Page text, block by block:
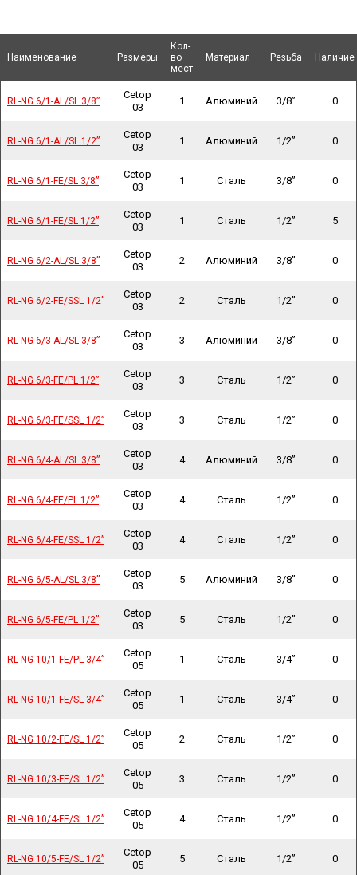
Наименование Размеры
Кол-
во
мест
Материал Резьба Наличие
RL-NG 6/1-AL/SL 3/8”
Cetop
03
1 Алюминий 3/8” 0
RL-NG 6/1-AL/SL 1/2”
Cetop
03
1 Алюминий 1/2” 0
RL-NG 6/1-FE/SL 3/8”
Cetop
03
1 Сталь 3/8” 0
RL-NG 6/1-FE/SL 1/2”
Cetop
03
1 Сталь 1/2” 5
RL-NG 6/2-AL/SL 3/8”
Cetop
03
2 Алюминий 3/8” 0
RL-NG 6/2-FE/SSL 1/2”
Cetop
03
2 Сталь 1/2” 0
RL-NG 6/3-AL/SL 3/8”
Cetop
03
3 Алюминий 3/8” 0
RL-NG 6/3-FE/PL 1/2”
Cetop
03
3 Сталь 1/2” 0
RL-NG 6/3-FE/SSL 1/2”
Cetop
03
3 Сталь 1/2” 0
RL-NG 6/4-AL/SL 3/8”
Cetop
03
4 Алюминий 3/8” 0
RL-NG 6/4-FE/PL 1/2”
Cetop
03
4 Сталь 1/2” 0
RL-NG 6/4-FE/SSL 1/2”
Cetop
03
4 Сталь 1/2” 0
RL-NG 6/5-AL/SL 3/8”
Cetop
03
5 Алюминий 3/8” 0
RL-NG 6/5-FE/PL 1/2”
Cetop
03
5 Сталь 1/2” 0
RL-NG 10/1-FE/PL 3/4”
Cetop
05
1 Сталь 3/4” 0
RL-NG 10/1-FE/SL 3/4”
Cetop
05
1 Сталь 3/4” 0
RL-NG 10/2-FE/SL 1/2”
Cetop
05
2 Сталь 1/2” 0
RL-NG 10/3-FE/SL 1/2”
Cetop
05
3 Сталь 1/2” 0
RL-NG 10/4-FE/SL 1/2”
Cetop
05
4 Сталь 1/2” 0
RL-NG 10/5-FE/SL 1/2”
Cetop
05
5 Сталь 1/2” 0
Наименование
RL-NG 6/1-AL/SL 3/8”
RL-NG 6/1-AL/SL 1/2”
RL-NG 6/1-FE/SL 3/8”
RL-NG 6/1-FE/SL 1/2”
RL-NG 6/2-AL/SL 3/8”
RL-NG 6/2-FE/SSL 1/2”
RL-NG 6/3-AL/SL 3/8”
RL-NG 6/3-FE/PL 1/2”
RL-NG 6/3-FE/SSL 1/2”
RL-NG 6/4-AL/SL 3/8”
RL-NG 6/4-FE/PL 1/2”
RL-NG 6/4-FE/SSL 1/2”
RL-NG 6/5-AL/SL 3/8”
RL-NG 6/5-FE/PL 1/2”
RL-NG 10/1-FE/PL 3/4”
RL-NG 10/1-FE/SL 3/4”
RL-NG 10/2-FE/SL 1/2”
RL-NG 10/3-FE/SL 1/2”
RL-NG 10/4-FE/SL 1/2”
RL-NG 10/5-FE/SL 1/2”
Наименование
Наименование Размеры
Кол-
во
мест
Материал Резьба Наличие